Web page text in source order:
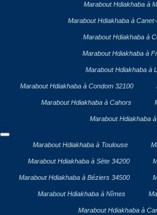
Marabout Hdiakhaba à
Marabout Hdiakhaba à
Marabout Hdiakhaba à
Marabout Hdiakhaba à
Marabout Hdiakhaba à
Marabout Hdiakhaba à Condom 32100
Marabout Hdiakhaba à Cahors
Marabout Hdiakhaba
Marabout Hdiakhaba à Toulouse
Marabout Hdiakhaba à Sète 34200
Marabout Hdiakhaba à Béziers 34500
Marabout Hdiakhaba à Nîmes
Marabout Hdiakhaba à